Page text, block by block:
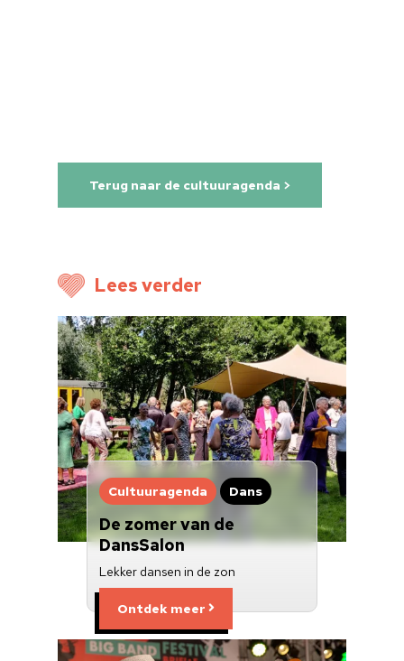
Terug naar de cultuuragenda >
Lees verder
Cultuuragenda Dans
De zomer van de
DansSalon
Lekker dansen in de zon
Ontdek meer
Cultuur op school
Doneren